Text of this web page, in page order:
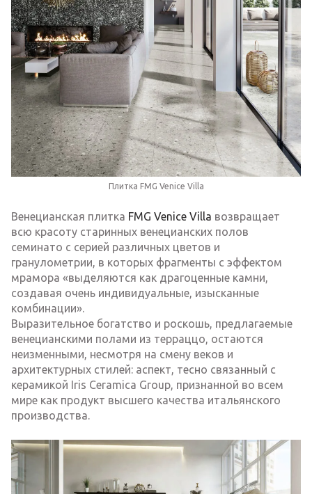
Плитка FMG Venice Villa
Венецианская плитка FMG Venice Villa возвращает
всю красоту старинных венецианских полов
семинато с серией различных цветов и
гранулометрии, в которых фрагменты с эффектом
мрамора «выделяются как драгоценные камни,
создавая очень индивидуальные, изысканные
комбинации».
Выразительное богатство и роскошь, предлагаемые
венецианскими полами из терраццо, остаются
неизменными, несмотря на смену веков и
архитектурных стилей: аспект, тесно связанный с
керамикой Iris Ceramica Group, признанной во всем
мире как продукт высшего качества итальянского
производства.